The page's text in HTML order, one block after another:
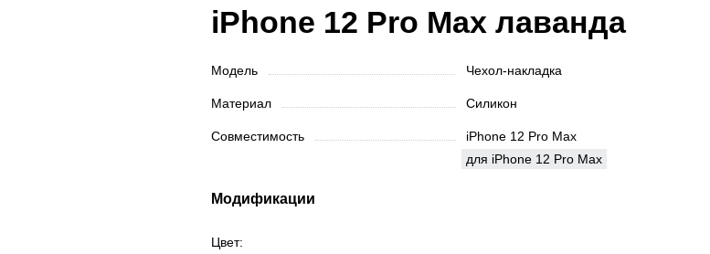
iPhone 12 Pro Max лаванда
Модель Чехол-накладка
Материал Силикон
Совместимость
iPhone 12 Pro Max
для iPhone 12 Pro Max
Модификации
Цвет: